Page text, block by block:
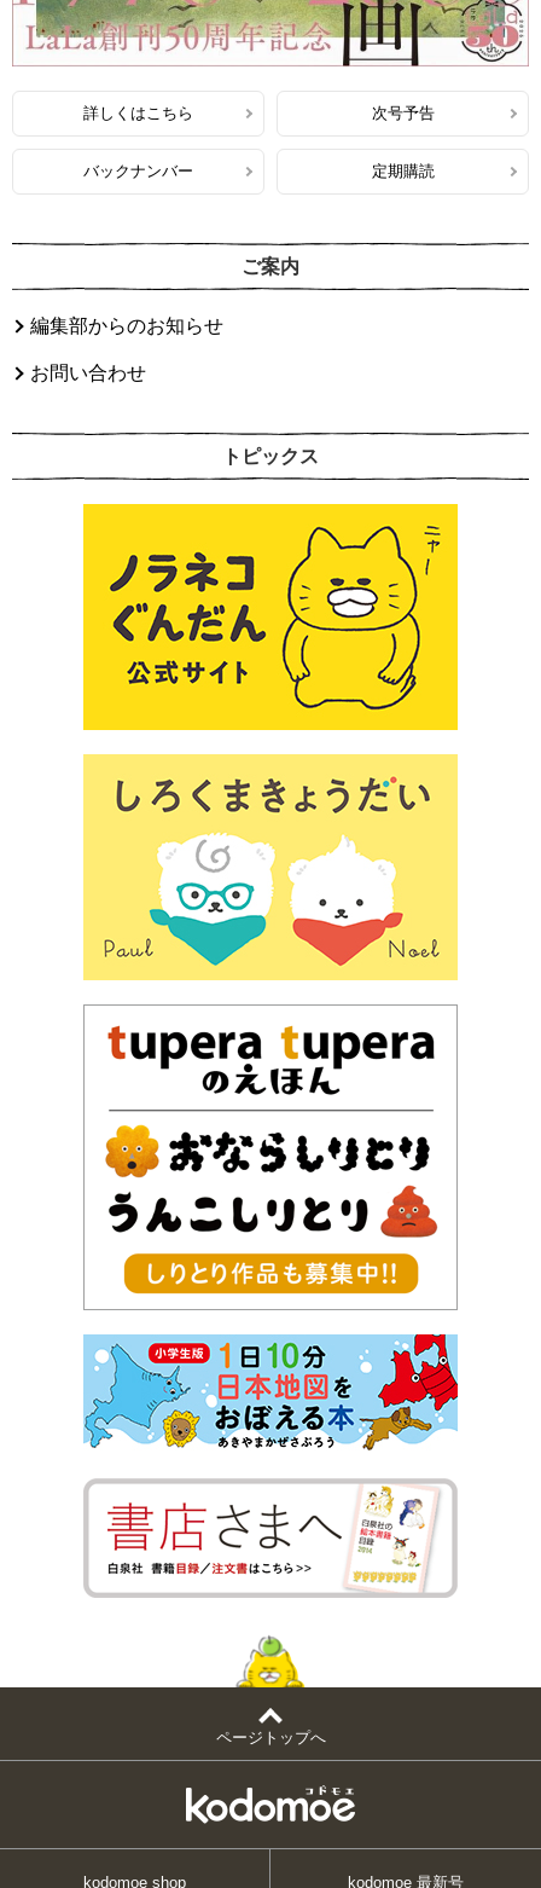
詳しくはこちら 次号予告
バックナンバー 定期購読
ご案内
編集部からのお知らせ
お問い合わせ
トピックス
ページトップへ
kodomoe shop kodomoe 最新号